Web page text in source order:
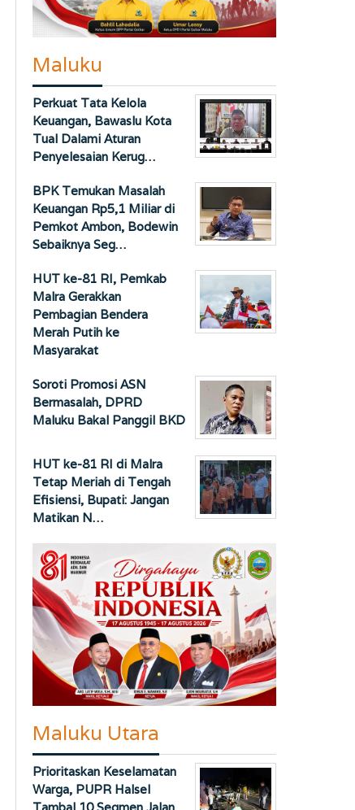
Maluku
Perkuat Tata Kelola
Keuangan, Bawaslu Kota
Tual Dalami Aturan
Penyelesaian Kerug…
BPK Temukan Masalah
Keuangan Rp5,1 Miliar di
Pemkot Ambon, Bodewin
Sebaiknya Seg…
HUT ke-81 RI, Pemkab
Malra Gerakkan
Pembagian Bendera
Merah Putih ke
Masyarakat
Soroti Promosi ASN
Bermasalah, DPRD
Maluku Bakal Panggil BKD
HUT ke-81 RI di Malra
Tetap Meriah di Tengah
Efisiensi, Bupati: Jangan
Matikan N…
Maluku Utara
Prioritaskan Keselamatan
Warga, PUPR Halsel